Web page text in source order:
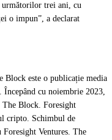
următorilor trei ani, cu
o impun”, a declarat
Block este o publicație media
Începând cu noiembrie 2023,
The Block. Foresight
cripto. Schimbul de
Ventures. The